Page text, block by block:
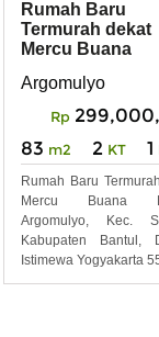
DI Yogyakarta
Rumah Baru
Termurah dekat
Mercu Buana
Argomulyo
Rp
83 m2 2 KT 1
Rumah Baru
Mercu Buana
Argomulyo, Kec.
Kabupaten Bantul,
Istimewa Yogyakarta